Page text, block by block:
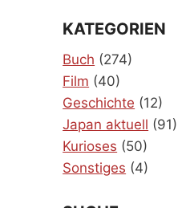
KATEGORIEN
Buch (274)
Film (40)
Geschichte (12)
Japan aktuell (91)
Kurioses (50)
Sonstiges (4)